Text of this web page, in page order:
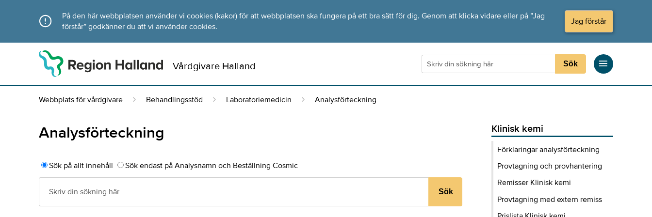
På den här webbplatsen använder vi cookies (kakor) för att webbplatsen ska fungera på ett bra sätt för dig. Genom att klicka vidare eller på ”Jag
förstår” godkänner du att vi använder cookies.
Jag förstår
Vårdgivare Halland Sök
Webbplats för vårdgivare Behandlingsstöd Laboratoriemedicin Analysförteckning
Analysförteckning
Sök på allt innehåll Sök endast på Analysnamn och Beställning Cosmic
Sök
Klinisk kemi
Förklaringar analysförteckning
Provtagning och provhantering
Remisser Klinisk kemi
Provtagning med extern remiss